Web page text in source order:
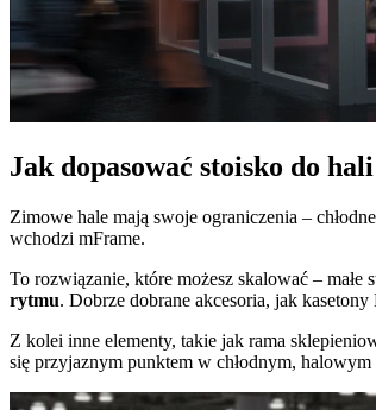
Jak dopasować stoisko do
Zimowe hale mają swoje ograniczenia –
wchodzi mFrame.
To rozwiązanie, które możesz skalować –
rytmu. Dobrze dobrane akcesoria, jak
Z kolei inne elementy, takie jak rama
się przyjaznym punktem w chłodnym,